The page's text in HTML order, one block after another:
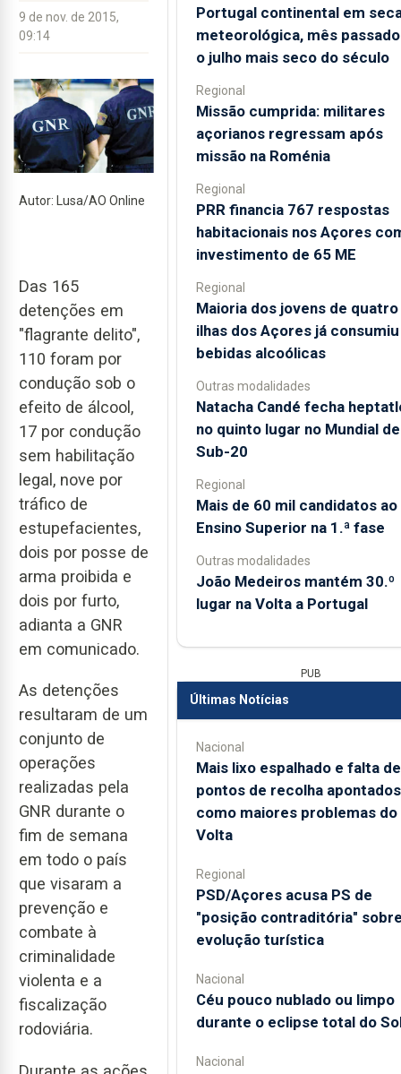
9 de nov. de 2015,
09:14
Autor: Lusa/AO Online
Das 165
detenções em
"flagrante delito",
110 foram por
condução sob o
efeito de álcool,
17 por condução
sem habilitação
legal, nove por
tráfico de
estupefacientes,
dois por posse de
arma proibida e
dois por furto,
adianta a GNR
em comunicado.
As detenções
resultaram de um
conjunto de
operações
realizadas pela
GNR durante o
fim de semana
em todo o país
que visaram a
prevenção e
combate à
criminalidade
violenta e a
fiscalização
rodoviária.
Portugal continental em
meteorológica, mês
o julho mais seco do século
Regional
Missão cumprida: militares
açorianos regressam após
missão na Roménia
Regional
PRR financia 767 respostas
habitacionais nos Açores
investimento de 65 ME
Regional
Maioria dos jovens de quatro
ilhas dos Açores já consumiu
bebidas alcoólicas
Outras modalidades
Natacha Candé fecha
no quinto lugar no Mundial de
Sub-20
Regional
Mais de 60 mil candidatos ao
Ensino Superior na 1.ª fase
Outras modalidades
João Medeiros mantém 30.º
lugar na Volta a Portugal
PUB
Últimas Notícias
Nacional
Mais lixo espalhado e falta de
pontos de recolha apontados
como maiores problemas do
Volta
Regional
PSD/Açores acusa PS de
"posição contraditória"
evolução turística
Nacional
Céu pouco nublado ou limpo
durante o eclipse total do
Nacional